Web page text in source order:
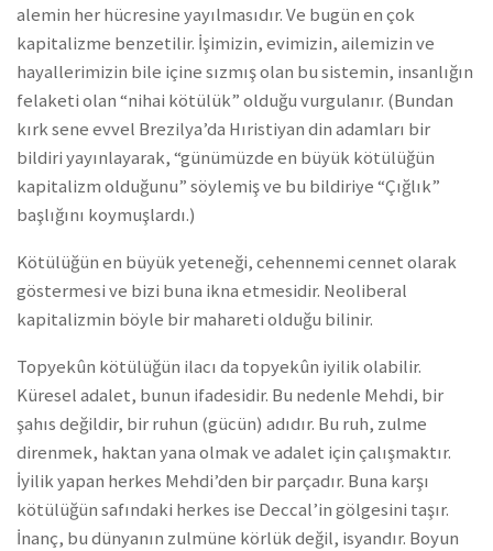
alemin her hücresine yayılmasıdır. Ve bugün en çok
kapitalizme benzetilir. İşimizin, evimizin, ailemizin ve
hayallerimizin bile içine sızmış olan bu sistemin, insanlığın
felaketi olan “nihai kötülük” olduğu vurgulanır. (Bundan
kırk sene evvel Brezilya’da Hıristiyan din adamları bir
bildiri yayınlayarak, “günümüzde en büyük kötülüğün
kapitalizm olduğunu” söylemiş ve bu bildiriye “Çığlık”
başlığını koymuşlardı.)
Kötülüğün en büyük yeteneği, cehennemi cennet olarak
göstermesi ve bizi buna ikna etmesidir. Neoliberal
kapitalizmin böyle bir mahareti olduğu bilinir.
Topyekûn kötülüğün ilacı da topyekûn iyilik olabilir.
Küresel adalet, bunun ifadesidir. Bu nedenle Mehdi, bir
şahıs değildir, bir ruhun (gücün) adıdır. Bu ruh, zulme
direnmek, haktan yana olmak ve adalet için çalışmaktır.
İyilik yapan herkes Mehdi’den bir parçadır. Buna karşı
kötülüğün safındaki herkes ise Deccal’in gölgesini taşır.
İnanç, bu dünyanın zulmüne körlük değil, isyandır. Boyun